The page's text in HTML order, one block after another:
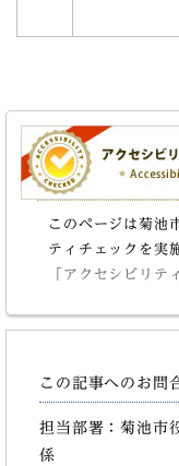
このページは菊池
ティチェックを実
「アクセシビリテ
この記事へのお問
担当部署：菊池市
係